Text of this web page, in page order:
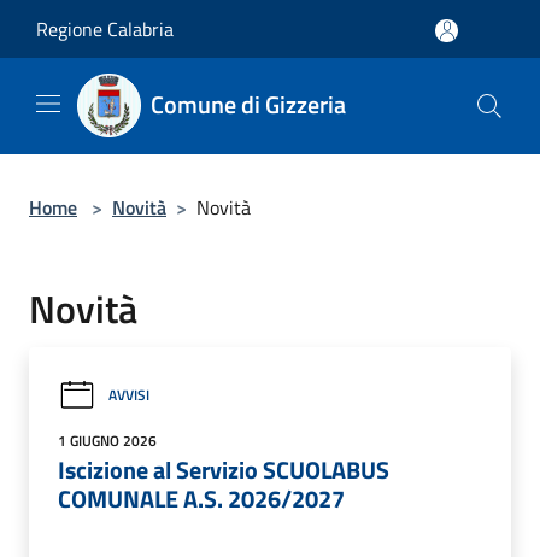
Regione Calabria
Comune di Gizzeria
Home > Novità > Novità
Novità
AVVISI
1 GIUGNO 2026
Iscizione al Servizio SCUOLABUS
COMUNALE A.S. 2026/2027